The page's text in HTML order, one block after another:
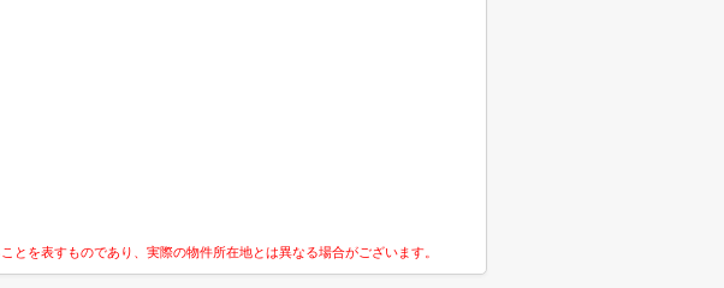
を表すものであり、実際の物件所在地とは異なる場合がございます。